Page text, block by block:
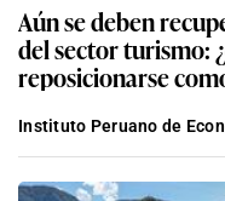
Aún se deben
del sector turismo:
reposicionarse
Instituto Peruano de